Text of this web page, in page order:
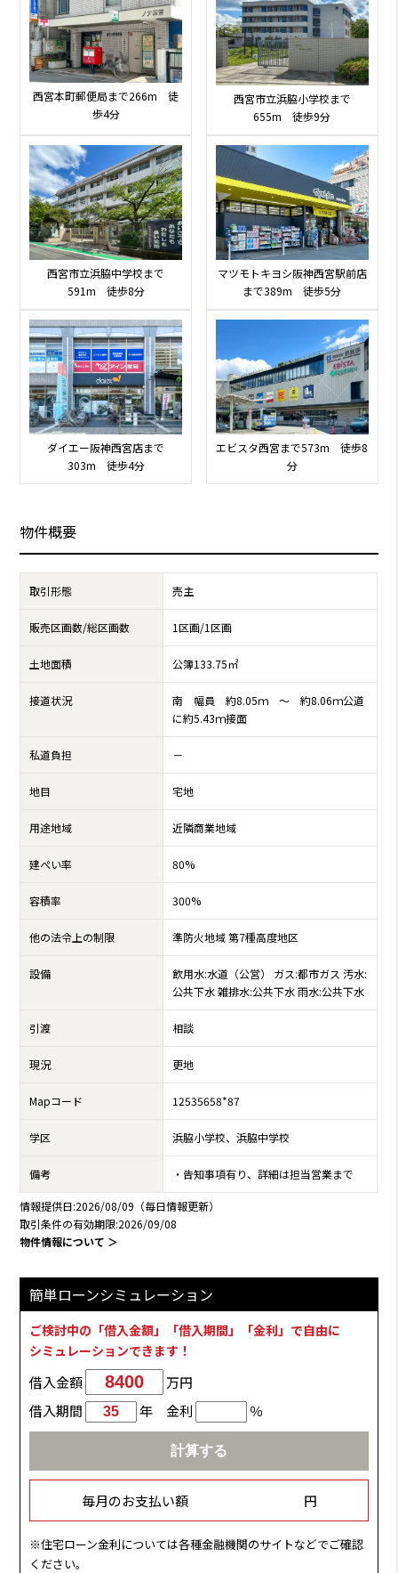
西宮本町郵便局まで266m 徒
歩4分
西宮市立浜脇小学校まで
655m 徒歩9分
西宮市立浜脇中学校まで
591m 徒歩8分
マツモトキヨシ阪神西宮駅前店
まで389m 徒歩5分
ダイエー阪神西宮店まで
303m 徒歩4分
エビスタ西宮まで573m 徒歩8
分
物件概要
取引形態 売主
販売区画数/総区画数 1区画/1区画
土地面積 公簿133.75㎡
接道状況
南 幅員 約8.05ｍ ～ 約8.06ｍ公道
に約5.43ｍ接面
私道負担 －
地目 宅地
用途地域 近隣商業地域
建ぺい率 80%
容積率 300%
他の法令上の制限 準防火地域 第7種高度地区
設備
飲用水:水道（公営） ガス:都市ガス 汚水:
公共下水 雑排水:公共下水 雨水:公共下水
引渡 相談
現況 更地
Mapコード 12535658*87
学区 浜脇小学校、浜脇中学校
備考 ・告知事項有り、詳細は担当営業まで
情報提供日:2026/08/09（毎日情報更新）
取引条件の有効期限:2026/09/08
物件情報について ＞
簡単ローンシミュレーション
ご検討中の「借入金額」「借入期間」「金利」で自由に
シミュレーションできます！
借入金額
万円
借入期間
年 金利 ％
毎月のお支払い額 円
※住宅ローン金利については各種金融機関のサイトなどでご確認
ください。